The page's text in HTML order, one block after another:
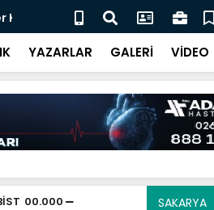
Tarihi Dönüşümde Kritik Eşik:
Tamamlanacak
YAZARLAR GALERİ VİDEO
00.000